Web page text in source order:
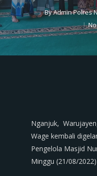
ByAdmin Polres
Nganjuk,
Wage kembali
Pengelola Masjid
Minggu (21/08/